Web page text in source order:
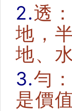
2.透
地，
地、
3.勻
是價